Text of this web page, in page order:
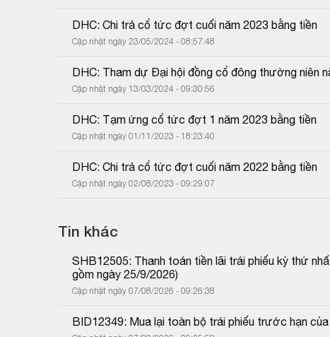
DHC: Chi trả cổ tức đợt cuối năm 2023 bằng tiền
Cập nhật ngày 23/05/2024 - 08:57:48
DHC: Tham dự Đại hội đồng cổ đông thường niên
Cập nhật ngày 13/03/2024 - 09:30:56
DHC: Tạm ứng cổ tức đợt 1 năm 2023 bằng tiền
Cập nhật ngày 01/11/2023 - 18:23:40
DHC: Chi trả cổ tức đợt cuối năm 2022 bằng tiền
Cập nhật ngày 02/08/2023 - 09:29:07
Tin khác
SHB12505: Thanh toán tiền lãi trái phiếu kỳ thứ
gồm ngày 25/9/2026)
Cập nhật ngày 07/08/2026 - 09:26:38
BID12349: Mua lại toàn bộ trái phiếu trước hạn